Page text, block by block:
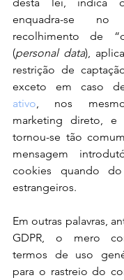
enquadra-se
recolhimento de
(personal data),
restrição de
exceto em caso
ativo, nos
marketing direto,
tornou-se tão
mensagem
cookies quando
estrangeiros.
Em outras palavras,
GDPR, o mero
termos de uso
para o rastreio do